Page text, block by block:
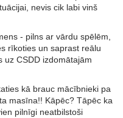
nevis cik labi vinš
- pilns ar vārdu spēlēm,
rīkoties un saprast reālu
uz CSDD izdomātajām
kā brauc mācībnieki pa
masīna!! Kāpēc? Tāpēc ka
pilnīgi neatbilstoši